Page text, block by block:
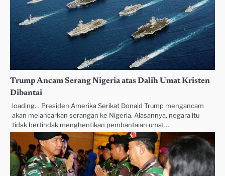
Trump Ancam Serang Nigeria atas Dalih Umat Kristen
Dibantai
loading… Presiden Amerika Serikat Donald Trump mengancam
akan melancarkan serangan ke Nigeria. Alasannya, negara itu
tidak bertindak menghentikan pembantaian umat…